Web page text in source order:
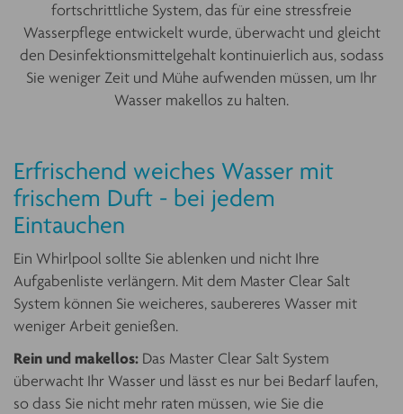
fortschrittliche System, das für eine stressfreie
Wasserpflege entwickelt wurde, überwacht und gleicht
den Desinfektionsmittelgehalt kontinuierlich aus, sodass
Sie weniger Zeit und Mühe aufwenden müssen, um Ihr
Wasser makellos zu halten.
Erfrischend weiches Wasser mit
frischem Duft - bei jedem
Eintauchen
Ein Whirlpool sollte Sie ablenken und nicht Ihre
Aufgabenliste verlängern. Mit dem Master Clear Salt
System können Sie weicheres, saubereres Wasser mit
weniger Arbeit genießen.
Rein und makellos: Das Master Clear Salt System
überwacht Ihr Wasser und lässt es nur bei Bedarf laufen,
so dass Sie nicht mehr raten müssen, wie Sie die